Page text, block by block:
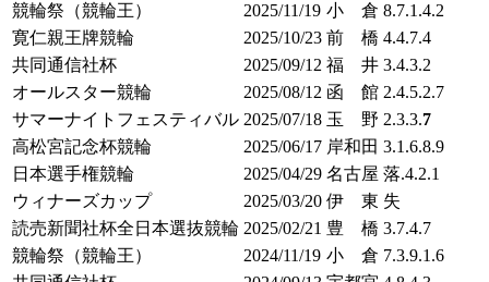
競輪祭（競輪王）
2025/11/19 小 倉 8.7.1.4.2
寛仁親王牌競輪
2025/10/23 前 橋 4.4.7.4
共同通信社杯
2025/09/12 福 井 3.4.3.2
オールスター競輪
2025/08/12 函 館 2.4.5.2.7
サマーナイトフェスティバル 2025/07/18 玉 野 2.3.3.7
高松宮記念杯競輪
2025/06/17 岸和田 3.1.6.8.9
日本選手権競輪
2025/04/29 名古屋 落.4.2.1
ウィナーズカップ
2025/03/20 伊 東 失
読売新聞社杯全日本選抜競輪 2025/02/21 豊 橋 3.7.4.7
競輪祭（競輪王）
2024/11/19 小 倉 7.3.9.1.6